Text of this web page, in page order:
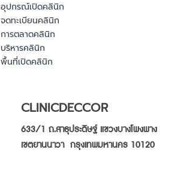
อุปกรณ์เปิดคลินิก
จดทะเบียนคลินิก
การตลาดคลินิก
บริหารคลินิก
พื้นที่เปิดคลินิก
CLINICDECCOR
633/1 ถ.สาธุประดิษฐ์ แขวงบางโพงพาง
เขตยานนาวา กรุงเทพมหานคร 10120